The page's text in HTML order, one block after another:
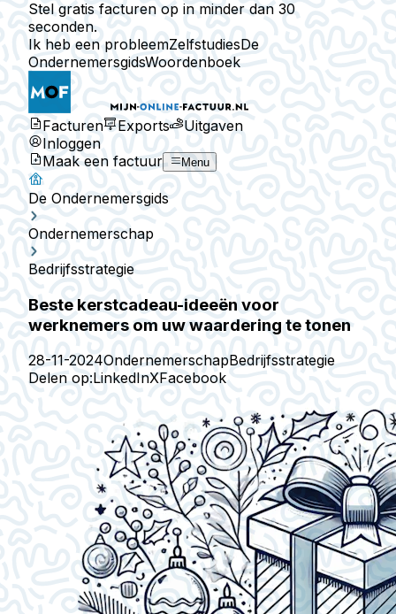
Stel gratis facturen op in minder dan 30
seconden.
Ik heb een probleemZelfstudiesDe
OndernemersgidsWoordenboek
Facturen Exports
Uitgaven
Inloggen
Maak een factuur
Menu
De Ondernemersgids
Ondernemerschap
Bedrijfsstrategie
Beste kerstcadeau-ideeën voor
werknemers om uw waardering te tonen
28-11-2024OndernemerschapBedrijfsstrategie
Delen op:LinkedInXFacebook